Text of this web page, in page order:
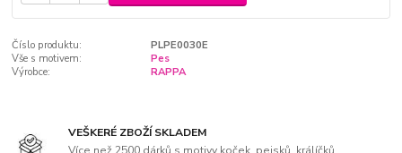
Číslo produktu:
PLPE0030E
Vše s motivem:
Pes
Výrobce:
RAPPA
VEŠKERÉ ZBOŽÍ SKLADEM
Více než 2500 dárků s motivy koček, pejsků, králíčků,